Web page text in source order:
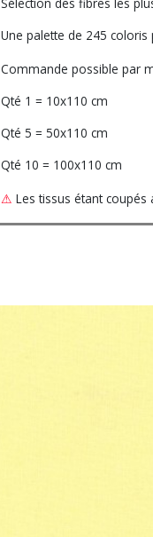
Une palette de 245
Commande possible par
Qté 1 = 10x110 cm
Qté 5 = 50x110 cm
Qté 10 = 100x110 cm
⚠ Les tissus étant